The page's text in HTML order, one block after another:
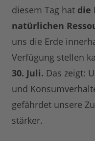
diesem Tag hat die
natürlichen
uns die Erde
Verfügung stellen
30. Juli. Das zeigt:
und
gefährdet unsere
stärker.